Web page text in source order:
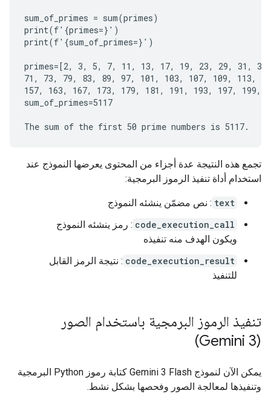
sum_of_primes = sum(primes)
print(f'{primes=}')
print(f'{sum_of_primes=}')
primes=[2, 3, 5, 7, 11, 13, 17, 19, 23, 29, 31,
71, 73, 79, 83, 89, 97, 101, 103, 107, 109, 113,
157, 163, 167, 173, 179, 181, 191, 193, 197, 199,
sum_of_primes=5117
تجمع هذه النتيجة عدة أجزاء من المحتوى يعرضها النموذج عند
استخدام أداة تنفيذ الرموز البرمجية:
text : نص مضمّن ينشئه النموذج
code_execution_call : رمز ينشئه النموذج
ويكون الهدف منه تنفيذه
code_execution_result : نتيجة الرمز القابل
للتنفيذ
تنفيذ الرموز البرمجية باستخدام الصور
(Gemini 3)
يمكن الآن لنموذج Gemini 3 Flash كتابة رموز Python البرمجية
وتنفيذها لمعالجة الصور وفحصها بشكل نشط.